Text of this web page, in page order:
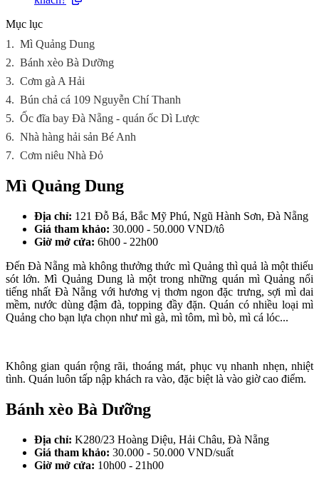
Mục lục
1. Mì Quảng Dung
2. Bánh xèo Bà Dưỡng
3. Cơm gà A Hải
4. Bún chả cá 109 Nguyễn Chí Thanh
5. Ốc đĩa bay Đà Nẵng - quán ốc Dì Lược
6. Nhà hàng hải sản Bé Anh
7. Cơm niêu Nhà Đỏ
Mì Quảng Dung
Địa chỉ: 121 Đỗ Bá, Bắc Mỹ Phú, Ngũ Hành Sơn, Đà Nẵng
Giá tham khảo: 30.000 - 50.000 VND/tô
Giờ mở cửa: 6h00 - 22h00
Đến Đà Nẵng mà không thưởng thức mì Quảng thì quả là một thiếu
sót lớn. Mì Quảng Dung là một trong những quán mì Quảng nổi
tiếng nhất Đà Nẵng với hương vị thơm ngon đặc trưng, sợi mì dai
mềm, nước dùng đậm đà, topping đầy đặn. Quán có nhiều loại mì
Quảng cho bạn lựa chọn như mì gà, mì tôm, mì bò, mì cá lóc...
Không gian quán rộng rãi, thoáng mát, phục vụ nhanh nhẹn, nhiệt
tình. Quán luôn tấp nập khách ra vào, đặc biệt là vào giờ cao điểm.
Bánh xèo Bà Dưỡng
Địa chỉ: K280/23 Hoàng Diệu, Hải Châu, Đà Nẵng
Giá tham khảo: 30.000 - 50.000 VND/suất
Giờ mở cửa: 10h00 - 21h00